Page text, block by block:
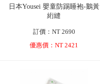
日本Yousei 嬰童防踢睡袍-鵝黃
絎縫
訂價：NT 2690
優惠價：NT 2421